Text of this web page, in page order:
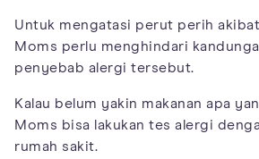
Untuk mengatasi perut perih
Moms perlu menghindari
penyebab alergi tersebut.
Kalau belum yakin makanan apa
Moms bisa lakukan tes alergi
rumah sakit.